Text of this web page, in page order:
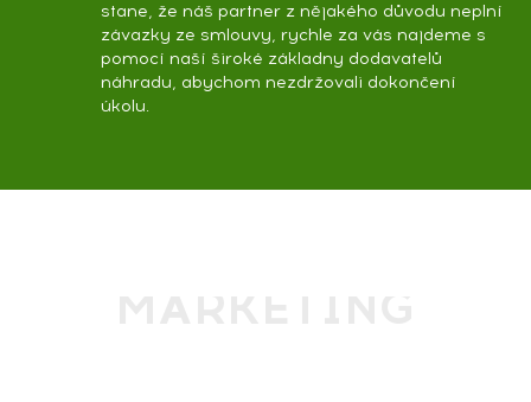
stane, že náš partner z nějakého důvodu neplní
závazky ze smlouvy, rychle za vás najdeme s
pomocí naší široké základny dodavatelů
náhradu, abychom nezdržovali dokončení
úkolu.